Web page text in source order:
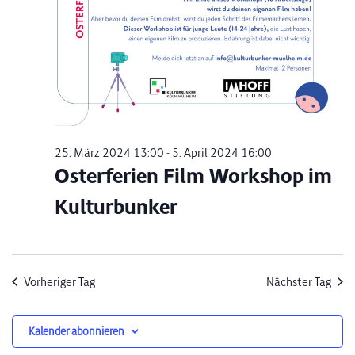
Osterferien Film Workshop im
Kulturbunker
25. März 2024 13:00 - 5. April 2024 16:00
Vorheriger Tag Nächster Tag
Kalender abonnieren